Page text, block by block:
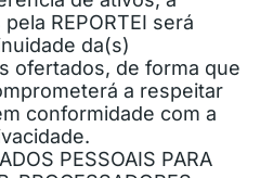
REPORTEI será
da(s)
ofertados, de forma que
a respeitar
conformidade com a
PESSOAIS PARA